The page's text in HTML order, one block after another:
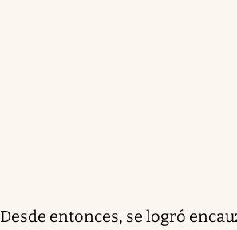
Desde entonces, se logró